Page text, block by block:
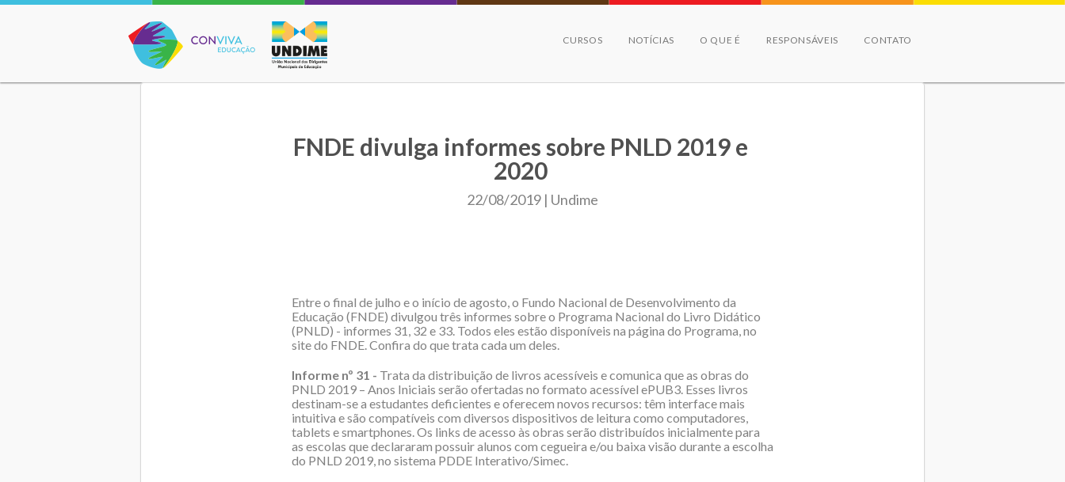
Conviva Educação
CURSOS NOTÍCIAS O QUE É RESPONSÁVEIS CONTATO
FNDE divulga informes sobre PNLD 2019 e
2020
22/08/2019 | Undime
Entre o final de julho e o início de agosto, o Fundo Nacional de Desenvolvimento da
Educação (FNDE) divulgou três informes sobre o Programa Nacional do Livro Didático
(PNLD) - informes 31, 32 e 33. Todos eles estão disponíveis na página do Programa, no
site do FNDE. Confira do que trata cada um deles.
Informe nº 31 - Trata da distribuição de livros acessíveis e comunica que as obras do
PNLD 2019 – Anos Iniciais serão ofertadas no formato acessível ePUB3. Esses livros
destinam-se a estudantes deficientes e oferecem novos recursos: têm interface mais
intuitiva e são compatíveis com diversos dispositivos de leitura como computadores,
tablets e smartphones. Os links de acesso às obras serão distribuídos inicialmente para
as escolas que declararam possuir alunos com cegueira e/ou baixa visão durante a escolha
do PNLD 2019, no sistema PDDE Interativo/Simec.